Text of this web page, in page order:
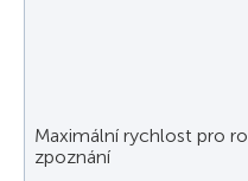
Maximální rychlost pro ro
zpoznání